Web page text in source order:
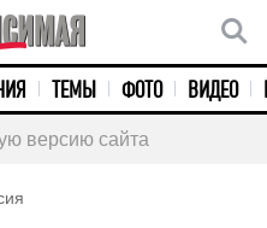
ТЕМЫ ФОТО ВИДЕО
версию сайта